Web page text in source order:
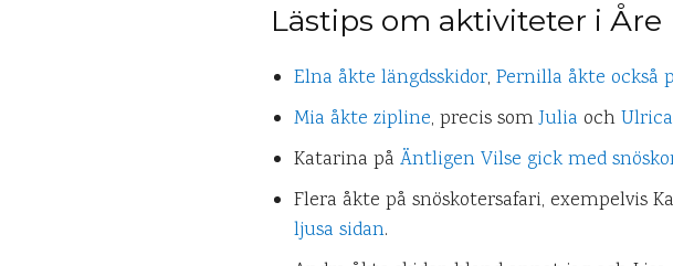
Lästips om aktiviteter i Åre
Elna åkte längdsskidor, Pernilla åkte också
Mia åkte zipline, precis somJulia ochUlrica
Katarina på Äntligen Vilse gick med
Flera åkte på snöskotersafari, exempelvis
ljusa sidan.